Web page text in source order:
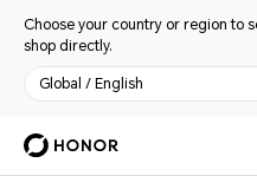
Choose your country or region to
shop directly.
Global / English